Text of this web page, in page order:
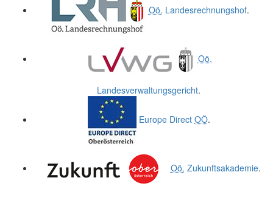
Oö. Landesrechnungshof.
Oö.
Landesverwaltungsgericht.
Europe Direct OÖ.
Oö. Zukunftsakademie.